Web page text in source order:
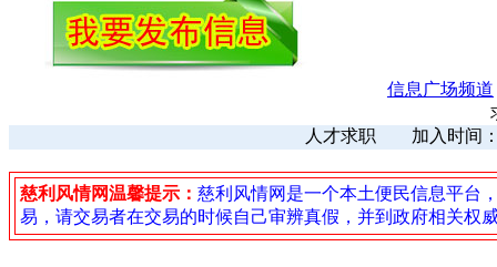
信息广场频道
人才求职 加入时间
慈利风情网温馨提示： 慈利风情网是一个本土便民信息平台
易，请交易者在交易的时候自己审辨真假，并到政府相关权